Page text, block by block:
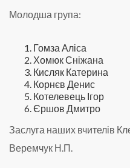
Молодша група:
Гомза Аліса
Хомюк Сніжана
Кисляк Катерина
Корнєв Денис
Котелевець Ігор
Єршов Дмитро
Заслуга наших вчителів
Веремчук Н.П.